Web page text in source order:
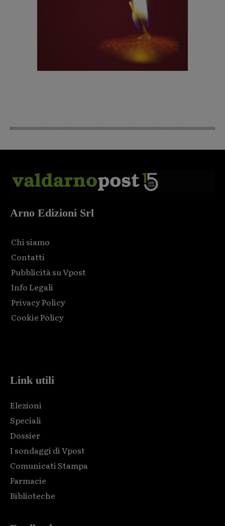
Arno Edizioni Srl
Chi siamo
Contatti
Pubblicità su Vpost
Info Legali
Privacy Policy
Cookie Policy
Link utili
Elezioni
Speciali
Dossier
I sondaggi di Vpost
Comunicati Stampa
Farmacie
Biblioteche